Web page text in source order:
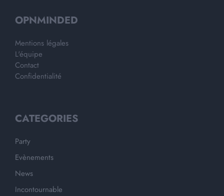
OPNMINDED
Mentions légales
L'équipe
Contact
Confidentialité
CATEGORIES
Party
Evènements
News
Incontournable